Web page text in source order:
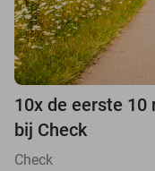
10x de eerste
bij Check
Check